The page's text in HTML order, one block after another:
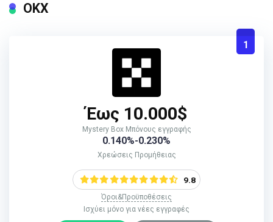
ΟΚΧ
1
Έως 10.000$
Mystery Box Μπόνους εγγραφής
0.140%-0.230%
Χρεώσεις Προμήθειας
9.8
Όροι&Προϋποθέσεις
Ισχύει μόνο για νέες εγγραφές